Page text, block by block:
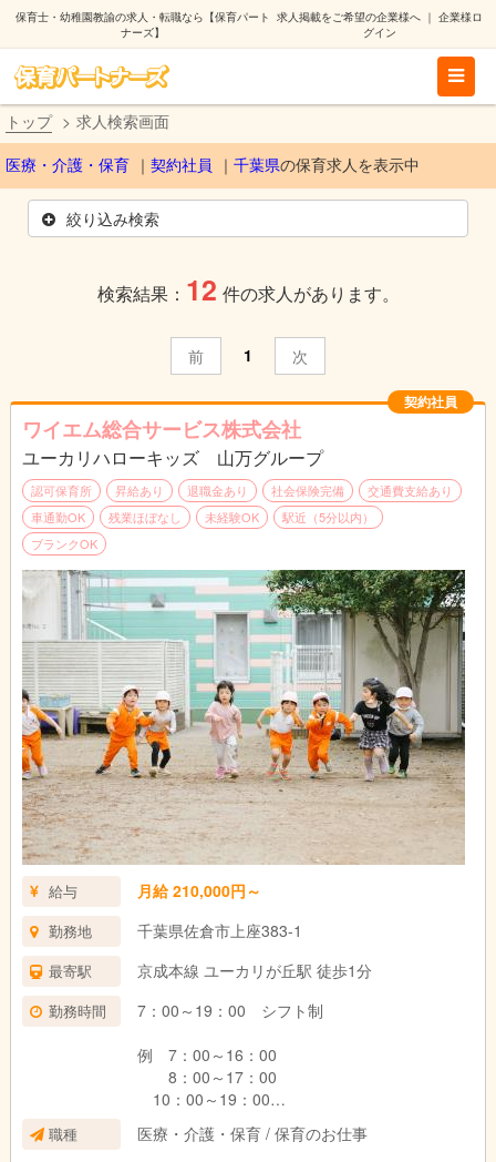
保育士・幼稚園教諭の求人・転職なら【保育パート
ナーズ】
求人掲載をご希望の企業様へ｜ 企業様ロ
グイン
トップ 求人検索画面
医療・介護・保育 契約社員 千葉県の保育求人を表示中
絞り込み検索
検索結果： 12 件の求人があります。
前 1 次
契約社員
ワイエム総合サービス株式会社
ユーカリハローキッズ 山万グループ
認可保育所 昇給あり 退職金あり 社会保険完備
交通費支給あり
車通勤OK
残業ほぼなし 未経験OK
駅近（5分以内）
ブランクOK
給与 月給 210,000円～
勤務地 千葉県佐倉市上座383-1
最寄駅 京成本線 ユーカリが丘駅 徒歩1分
勤務時間
7：00～19：00 シフト制
例 7：00～16：00
8：00～17：00
10：00～19：00
早番・中番・遅番 とよんでいます。
職種
医療・介護・保育 / 保育のお仕事